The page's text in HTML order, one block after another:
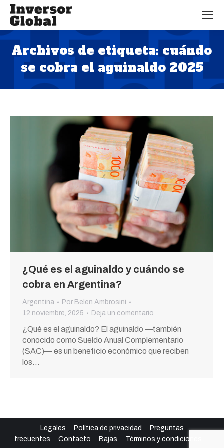
Archivos de etiqueta: cuándo
se cobra el aguinaldo 2025
Estás aquí:
¿Qué es el aguinaldo y cuándo se
cobra en Argentina?
Argentina Por Belen Ambrosini
12 noviembre, 2025
Deja un comentario
¿Qué es el aguinaldo? El aguinaldo —también
conocido como Sueldo Anual Complementario
(SAC)— es un beneficio económico que reciben
los…
Legales Política de privacidad
Preguntas
frecuentes
Contacto Bajas Términos y condiciones